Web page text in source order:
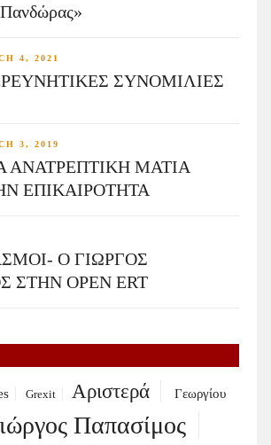
4, 2021
ΣΥΝΟΜΙΛΙΕΣ
3, 2019
ΑΝΑΤΡΕΠΤΙΚΗ ΜΑΤΙΑ
ΕΠΙΚΑΙΡΟΤΗΤΑ
Ο ΓΙΩΡΓΟΣ
OPEN ERT
Grexit Αριστερά Γεωργίου
Παπασίμος